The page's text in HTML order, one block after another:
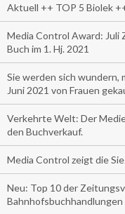
Aktuell ++ TOP 5 Biolek
Media Control Award: Juli
Buch im 1. Hj. 2021
Sie werden sich wundern,
Juni 2021 von Frauen
Verkehrte Welt: Der
den Buchverkauf.
Media Control zeigt die
Neu: Top 10 der